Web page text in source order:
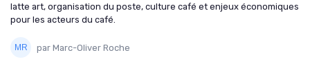
latte art, organisation du poste, culture café et enjeux économiques
pour les acteurs du café.
par Marc-Oliver Roche